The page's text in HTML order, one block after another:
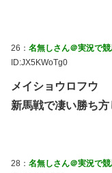
26： 名無しさん＠実況で競
ID:JX5KWoTg0
メイショウロフウ
新馬戦で凄い勝ち
28： 名無しさん＠実況で競